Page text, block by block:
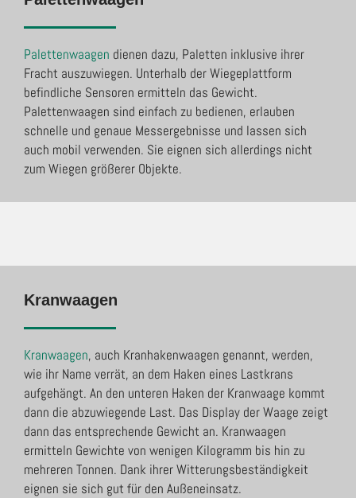
Palettenwaagen dienen dazu, Paletten inklusive ihrer
Fracht auszuwiegen. Unterhalb der Wiegeplattform
befindliche Sensoren ermitteln das Gewicht.
Palettenwaagen sind einfach zu bedienen, erlauben
schnelle und genaue Messergebnisse und lassen sich
auch mobil verwenden. Sie eignen sich allerdings nicht
zum Wiegen größerer Objekte.
Kranwaagen
Kranwaagen, auch Kranhakenwaagen genannt, werden,
wie ihr Name verrät, an dem Haken eines Lastkrans
aufgehängt. An den unteren Haken der Kranwaage kommt
dann die abzuwiegende Last. Das Display der Waage zeigt
dann das entsprechende Gewicht an. Kranwaagen
ermitteln Gewichte von wenigen Kilogramm bis hin zu
mehreren Tonnen. Dank ihrer Witterungsbeständigkeit
eignen sie sich gut für den Außeneinsatz.